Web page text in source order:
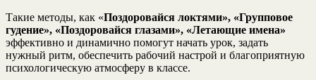
Такие методы, как «Поздоровайся локтями», «Групповое
гудение», «Поздоровайся глазами», «Летающие имена»
эффективно и динамично помогут начать урок, задать
нужный ритм, обеспечить рабочий настрой и благоприятную
психологическую атмосферу в классе.